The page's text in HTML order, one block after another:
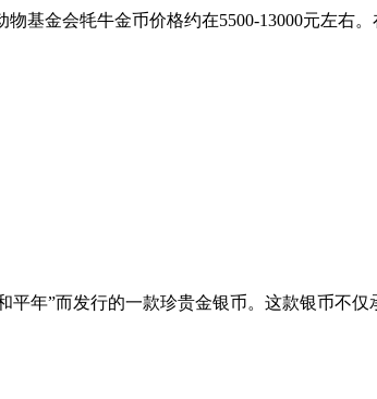
基金会牦牛金币价格约在5500-13000元左右
平年”而发行的一款珍贵金银币。这款银币不